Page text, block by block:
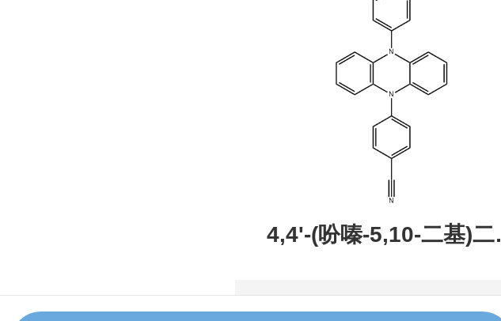
4,4'-(吩嗪-5,10-二基)二
甲腈，CAS:1638702-